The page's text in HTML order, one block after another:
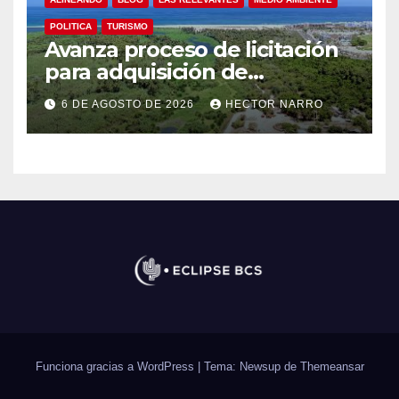
POLITICA TURISMO
Avanza proceso de licitación
para adquisición de
maquinaria del Plan de
Regeneración del Estero
Josefino
6 DE AGOSTO DE 2026 HECTOR NARRO
Funciona gracias a WordPress | Tema: Newsup de Themeansar